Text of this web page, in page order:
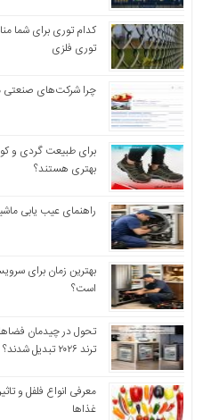
اقتصادی
اخبار
جدید
حوادث
اخبار
سیاسی
اخبار
فرهنگی
دسترسی
سریع
صفحه
اصلی
اقتصادی
اخبار
ایران
اخبار
کدام توری برای شما
توری فلزی
چرا شرکت‌های صنعتی
برای طبیعت گردی و
بهتری هستند؟
راهنمای عیب یابی
بهترین زمان برای
است؟
تحول در چیدمان
ترند ۲۰۲۶ تبدیل شدند؟
معرفی انواع فلفل و
غذاها